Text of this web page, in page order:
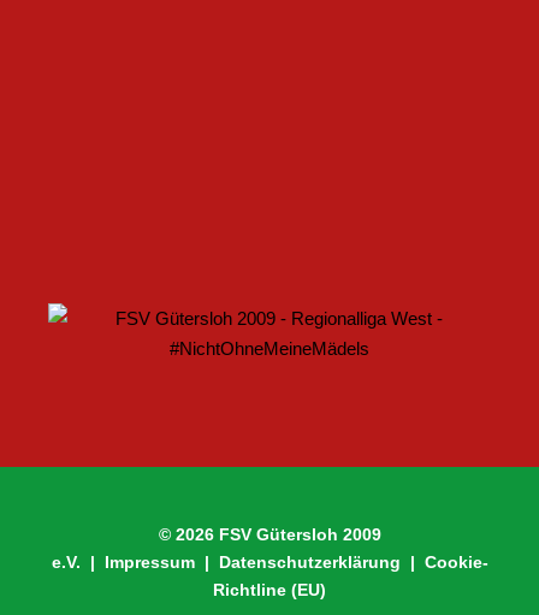
© 2026 FSV Gütersloh 2009
e.V. | Impressum| Datenschutzerklärung | Cookie-
Richtline (EU)